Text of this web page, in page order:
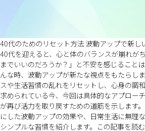
40代のためのリセット方法 波動アップで新し
40代を迎えると、心と体のバランスが崩れが
までいいのだろうか？」と不安を感じること
んな時、波動アップが新たな視点をもたらし
スや生活習慣の乱れをリセットし、心身の調
求められている今、今回は具体的なアプロー
が再び活力を取り戻すための道筋を示します
にした波動アップの効果や、日常生活に無理
シンプルな習慣を紹介します。この記事を読